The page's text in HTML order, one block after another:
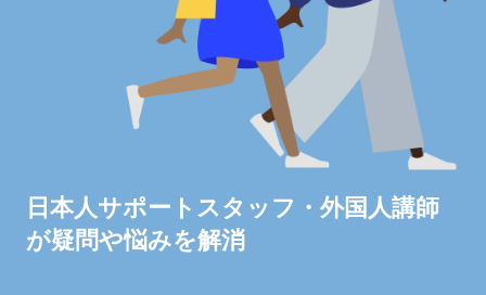
日本人サポートスタッフ・外国人講師
が疑問や悩みを解消